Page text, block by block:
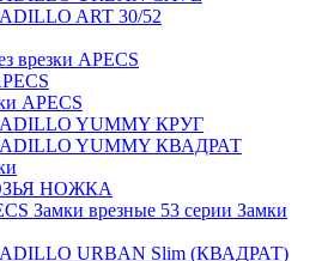
ART 30/52
врезки APECS
APECS
YUMMY КРУГ
YUMMY КВАДРАТ
НОЖКА
Замки врезные 53 серии Замки
URBAN Slim (КВАДРАТ)